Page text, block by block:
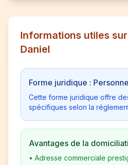
Informations utiles
Daniel
Forme juridique :
Cette forme juridique offre
spécifiques selon la
Avantages de la
• Adresse commerciale